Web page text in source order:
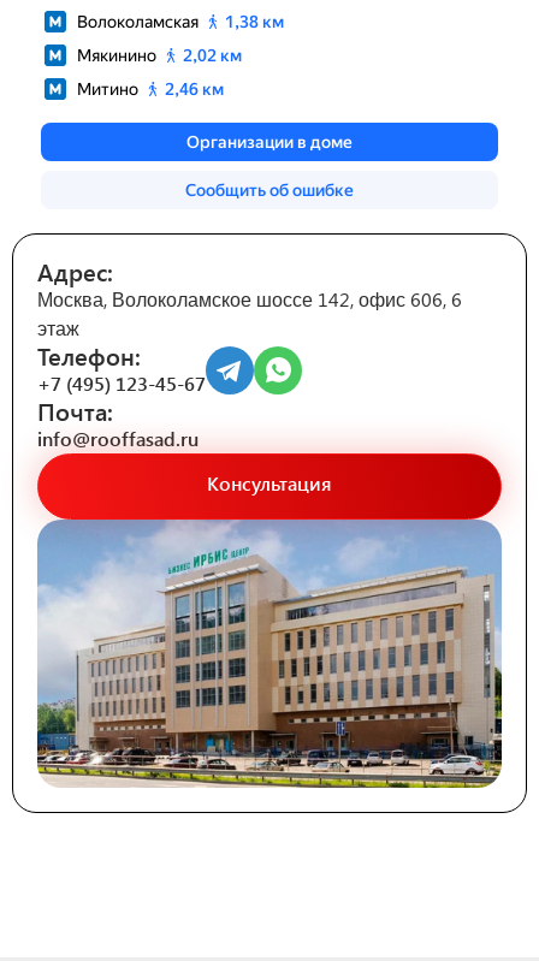
Адрес:
Москва, Волоколамское шоссе 142, офис 606, 6
этаж
Телефон:
+7 (495) 123-45-67
Почта:
info@rooffasad.ru
Консультация